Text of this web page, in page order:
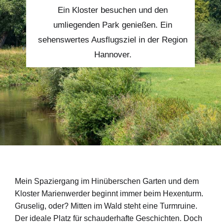
Ein Kloster besuchen und den
umliegenden Park genießen. Ein
sehenswertes Ausflugsziel in der Region
Hannover.
Mein Spaziergang im Hinüberschen Garten und dem
Kloster Marienwerder beginnt immer beim Hexenturm.
Gruselig, oder? Mitten im Wald steht eine Turmruine.
Der ideale Platz für schauderhafte Geschichten. Doch